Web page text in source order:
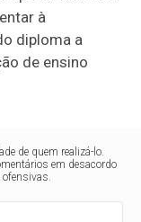
à
diploma a
de ensino
de quem realizá-lo.
em desacordo